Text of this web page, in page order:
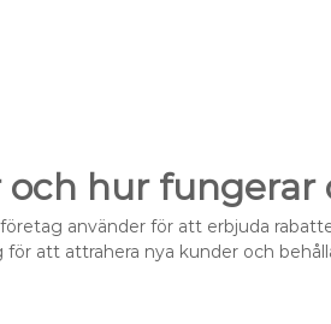
hur fungerar
använder för att erbjuda
att attrahera nya kunder och